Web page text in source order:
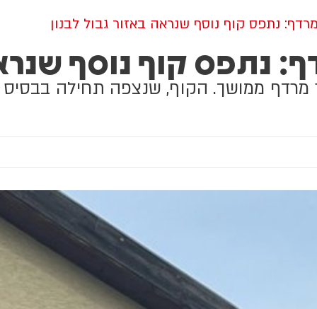
הבוקר בשכונת בקעה בירושלים
נתפס קוף נוסף שנראה באזור גבול לבנון
נתפס קוף נוסף
ממושך. הקוף, שנצפה תחילה בבסיס